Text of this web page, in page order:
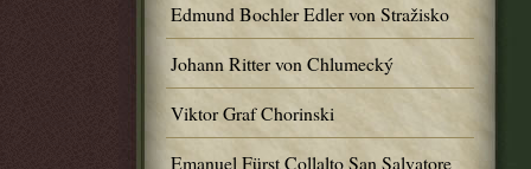
Edmund Bochler Edler von Stražisko
Johann Ritter von Chlumecký
Viktor Graf Chorinski
Emanuel Fürst Collalto San Salvatore